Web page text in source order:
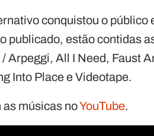
conquistou o público
publicado, estão contidas
Arpeggi, All I Need, Faust
Into Place e Videotape.
as músicas noYouTube.